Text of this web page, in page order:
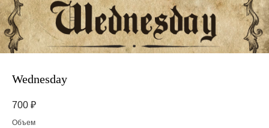
Wednesday
700 ₽
Объем